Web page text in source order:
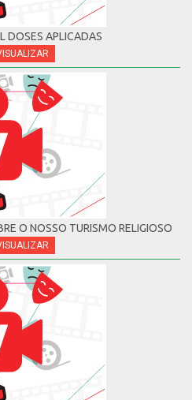
DOSES APLICADAS
O NOSSO TURISMO RELIGIOSO